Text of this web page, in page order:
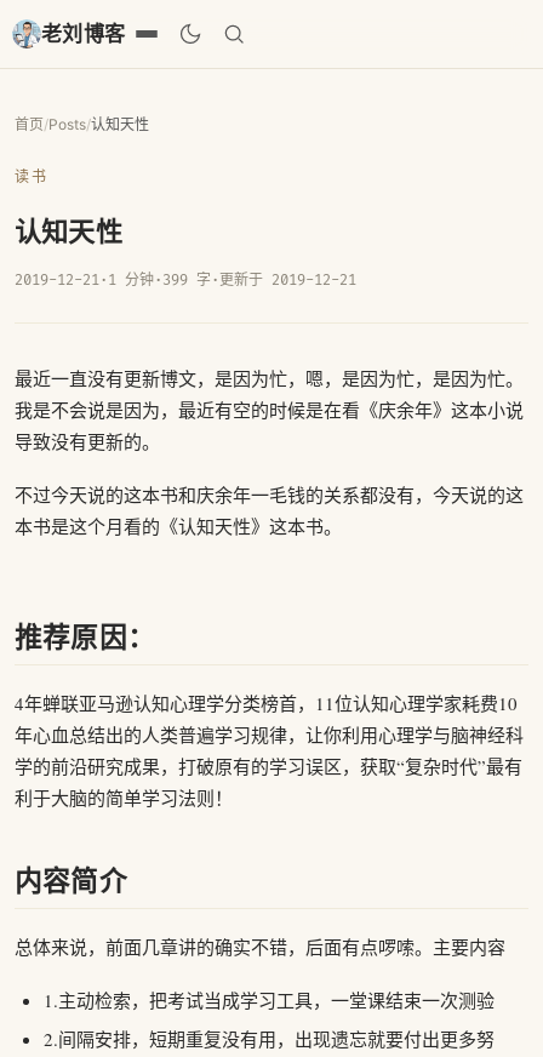
老刘博客
首页/Posts/认知天性
读书
认知天性
2019-12-21· 1 分钟· 399 字 · 更新于 2019-12-21
最近一直没有更新博文，是因为忙，嗯，是因为忙，是因为忙。
我是不会说是因为，最近有空的时候是在看《庆余年》这本小说
导致没有更新的。
不过今天说的这本书和庆余年一毛钱的关系都没有，今天说的这
本书是这个月看的《认知天性》这本书。
推荐原因：
4年蝉联亚马逊认知心理学分类榜首，11位认知心理学家耗费10
年心血总结出的人类普遍学习规律，让你利用心理学与脑神经科
学的前沿研究成果，打破原有的学习误区，获取“复杂时代”最有
利于大脑的简单学习法则！
内容简介
总体来说，前面几章讲的确实不错，后面有点啰嗦。主要内容
1.主动检索，把考试当成学习工具，一堂课结束一次测验
2.间隔安排，短期重复没有用，出现遗忘就要付出更多努